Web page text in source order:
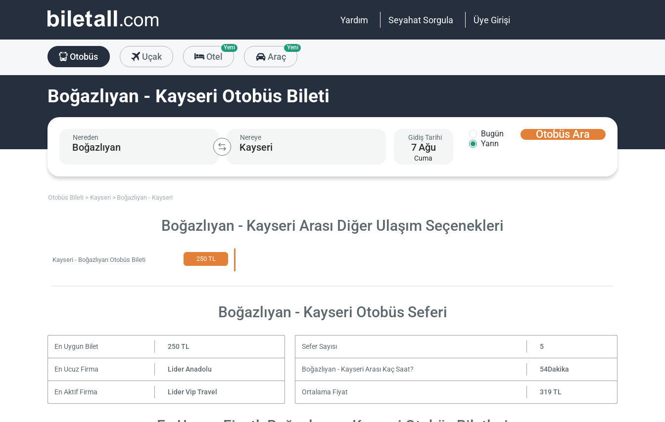
Yardım Seyahat Sorgula Üye Girişi
Otobüs Uçak Otel
Yeni
Araç
Yeni
Boğazlıyan - Kayseri Otobüs Bileti
Nereden Nereye Gidiş Tarihi
7Ağu
Cuma
Bugün
Yarın
Otobüs Ara
Otobüs Bileti Kayseri Boğazlıyan - Kayseri
Boğazlıyan - Kayseri Arası Diğer Ulaşım Seçenekleri
Kayseri - Boğazlıyan Otobüs Bileti 250 TL
Boğazlıyan - Kayseri Otobüs Seferi
En Uygun Bilet 250 TL Sefer Sayısı 5
En Ucuz Firma Lider Anadolu Boğazlıyan - Kayseri Arası Kaç Saat? 54Dakika
En Aktif Firma Lider Vip Travel Ortalama Fiyat 319 TL